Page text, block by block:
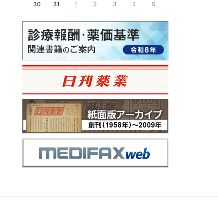
30 31 1 2 3 4 5